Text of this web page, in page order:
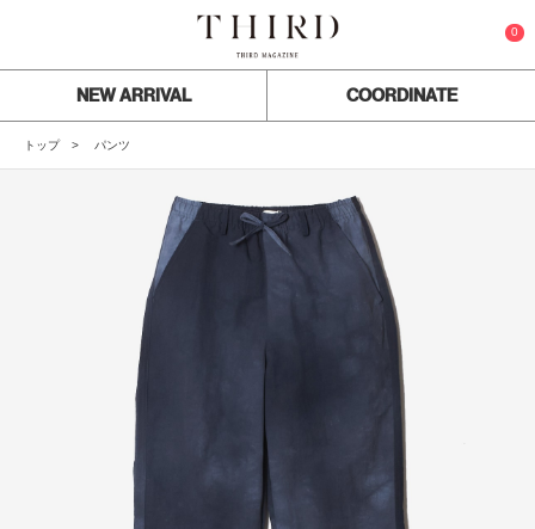
0
NEW ARRIVAL COORDINATE
トップ パンツ